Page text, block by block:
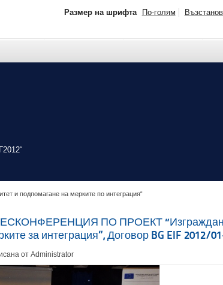
Размер на шрифта По-голям
и подпомагане на мерките по интеграция“
ПО ПРОЕКТ “Изграждане
за интеграция”, Договор BG EIF 2012/
от Administrator